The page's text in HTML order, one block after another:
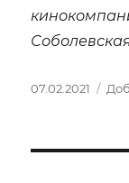
Опубликовано
07.02.2021